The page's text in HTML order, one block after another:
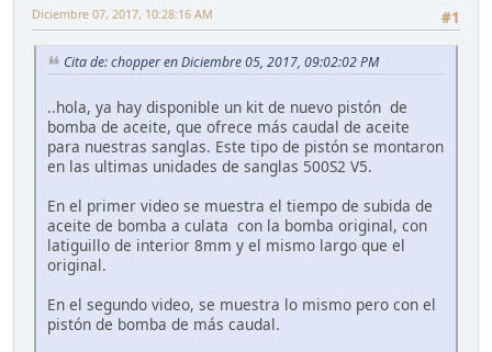
#1
Diciembre 07, 2017, 10:28:16 AM
Cita de: chopper en Diciembre 05, 2017, 09:02:02 PM
..hola, ya hay disponible un kit de nuevo pistón de
bomba de aceite, que ofrece más caudal de aceite
para nuestras sanglas. Este tipo de pistón se montaron
en las ultimas unidades de sanglas 500S2 V5.
En el primer video se muestra el tiempo de subida de
aceite de bomba a culata con la bomba original, con
latiguillo de interior 8mm y el mismo largo que el
original.
En el segundo video, se muestra lo mismo pero con el
pistón de bomba de más caudal.